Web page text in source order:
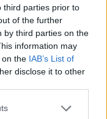
third parties prior to
of the further
by third parties on the
information may
on the IAB’s List of
disclose it to other
or more Google